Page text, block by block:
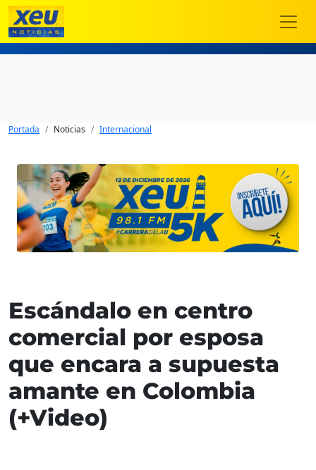
Portada Noticias Internacional
Escándalo en centro
comercial por esposa
que encara a supuesta
amante en Colombia
(+Video)